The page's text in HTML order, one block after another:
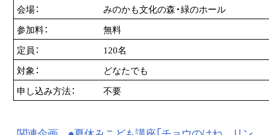
会場：
みのかも文化の森・緑のホール
参加料：
無料
定員：
120名
対象：
どなたでも
申し込み方法：
不要